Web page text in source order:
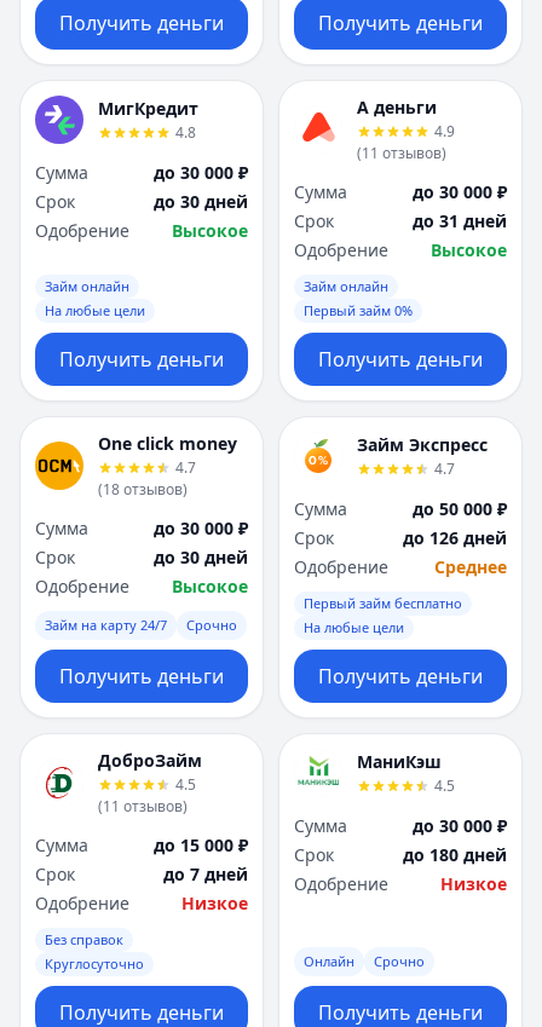
Получить деньги Получить деньги
МигКредит
4.8
Сумма
до 30 000 ₽
Срок
до 30 дней
Одобрение
Высокое
Займ онлайн
На любые цели
Получить деньги
А деньги
4.9
(11 отзывов)
Сумма
до 30 000 ₽
Срок
до 31 дней
Одобрение
Высокое
Займ онлайн
Первый займ 0%
Получить деньги
One click money
4.7
(18отзывов)
Сумма
до 30 000 ₽
Срок
до 30 дней
Одобрение
Высокое
Займ на карту 24/7 Срочно
Получить деньги
Займ Экспресс
4.7
Сумма
до 50 000 ₽
Срок
до 126 дней
Одобрение
Среднее
Первый займ бесплатно
На любые цели
Получить деньги
ДоброЗайм
4.5
(11 отзывов)
Сумма
до 15 000 ₽
Срок
до 7 дней
Одобрение
Низкое
Без справок
Круглосуточно
Получить деньги
МаниКэш
4.5
Сумма
до 30 000 ₽
Срок
до 180 дней
Одобрение
Низкое
Онлайн Срочно
Получить деньги